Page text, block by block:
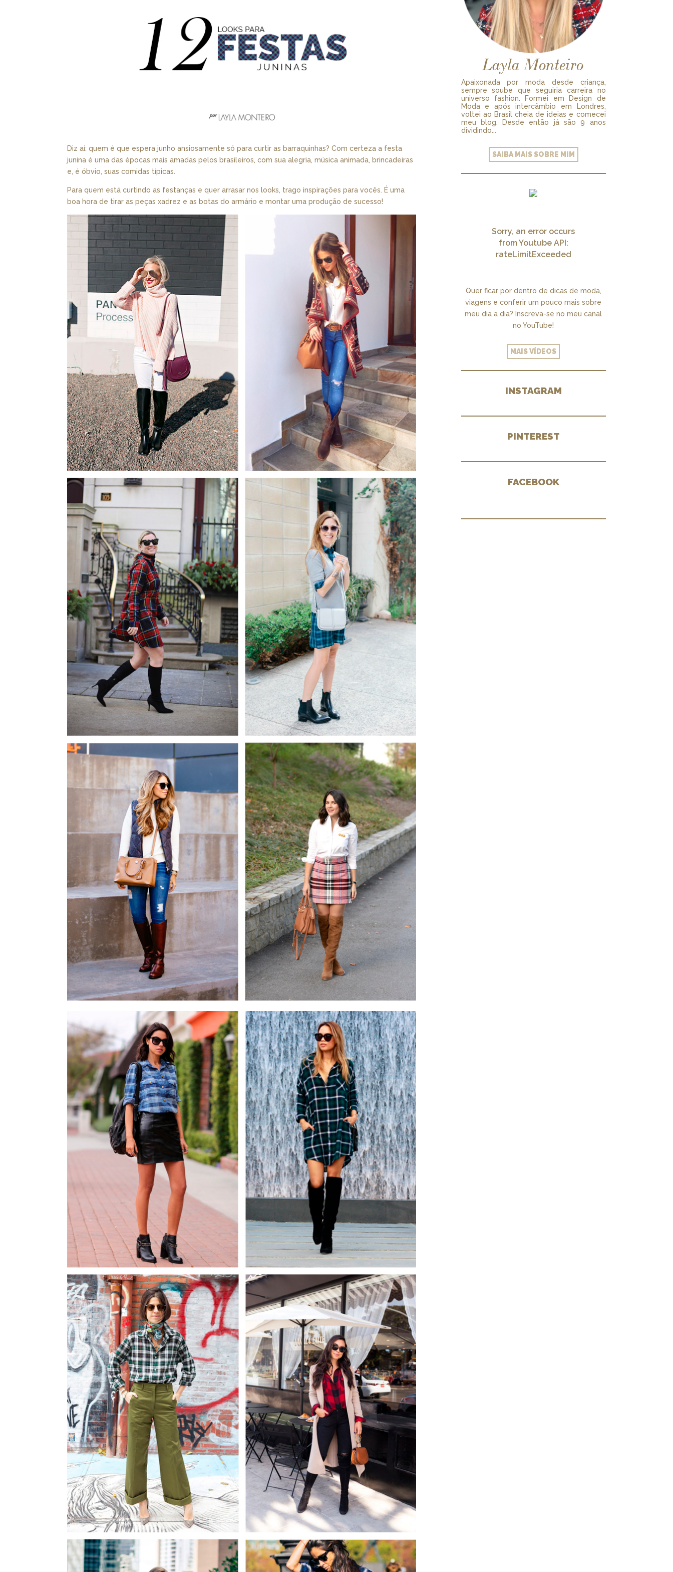
Diz aí: quem é que espera junho ansiosamente só para curtir as barraquinhas? Com certeza a festa
junina é uma das épocas mais amadas pelos brasileiros, com sua alegria, música animada, brincadeiras
e, é óbvio, suas comidas típicas.
Para quem está curtindo as festanças e quer arrasar nos looks, trago inspirações para vocês. É uma
boa hora de tirar as peças xadrez e as botas do armário e montar uma produção de sucesso!
Layla Monteiro
Apaixonada por moda desde criança,
sempre soube que seguiria carreira no
universo fashion. Formei em Design de
Moda e após intercâmbio em Londres,
voltei ao Brasil cheia de ideias e comecei
meu blog. Desde então já são 9 anos
dividindo...
SAIBA MAIS SOBRE MIM
Sorry, an error occurs
from Youtube API:
rateLimitExceeded
Quer ficar por dentro de dicas de moda,
viagens e conferir um pouco mais sobre
meu dia a dia? Inscreva-se no meu canal
no YouTube!
MAIS VÍDEOS
INSTAGRAM
PINTEREST
FACEBOOK